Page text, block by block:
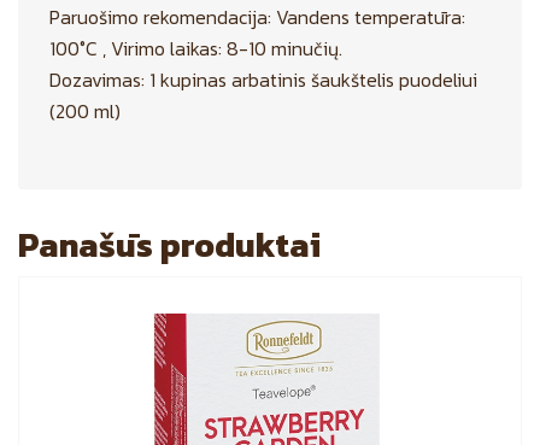
Paruošimo rekomendacija: Vandens temperatūra:
100°C , Virimo laikas: 8-10 minučių.
Dozavimas: 1 kupinas arbatinis šaukštelis puodeliui
(200 ml)
Panašūs produktai